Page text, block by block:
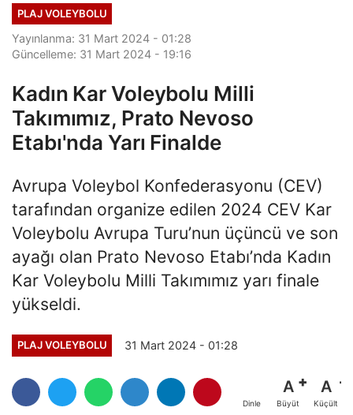
PLAJ VOLEYBOLU
Yayınlanma: 31 Mart 2024 - 01:28
Güncelleme: 31 Mart 2024 - 19:16
Kadın Kar Voleybolu Milli
Takımımız, Prato Nevoso
Etabı'nda Yarı Finalde
Avrupa Voleybol Konfederasyonu (CEV)
tarafından organize edilen 2024 CEV Kar
Voleybolu Avrupa Turu’nun üçüncü ve son
ayağı olan Prato Nevoso Etabı’nda Kadın
Kar Voleybolu Milli Takımımız yarı finale
yükseldi.
PLAJ VOLEYBOLU 31 Mart 2024 - 01:28
Dinle
A
Büyüt
A
Küçült